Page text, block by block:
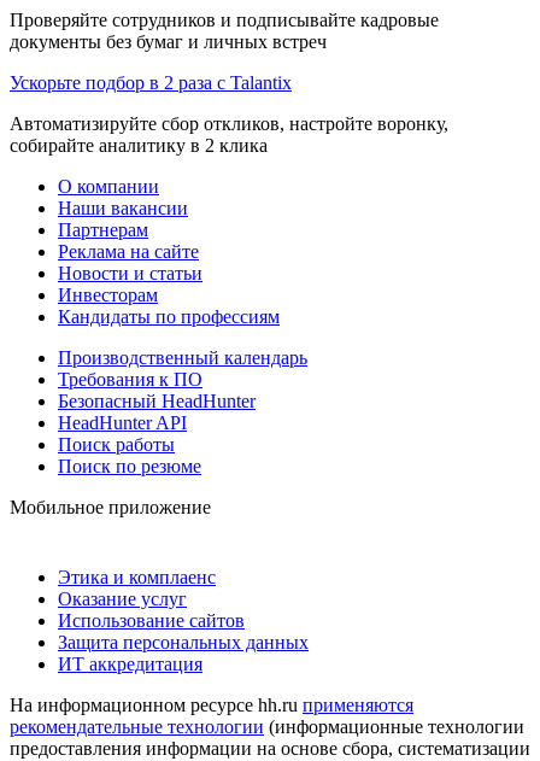
Проверяйте сотрудников и подписывайте кадровые
документы без бумаг и личных встреч
Ускорьте подбор в 2 раза с Talantix
Автоматизируйте сбор откликов, настройте воронку,
собирайте аналитику в 2 клика
О компании
Наши вакансии
Партнерам
Реклама на сайте
Новости и статьи
Инвесторам
Кандидаты по профессиям
Производственный календарь
Требования к ПО
Безопасный HeadHunter
HeadHunter API
Поиск работы
Поиск по резюме
Мобильное приложение
Этика и комплаенс
Оказание услуг
Использование сайтов
Защита персональных данных
ИТ аккредитация
На информационном ресурсе hh.ru применяются
рекомендательные технологии (информационные технологии
предоставления информации на основе сбора, систематизации